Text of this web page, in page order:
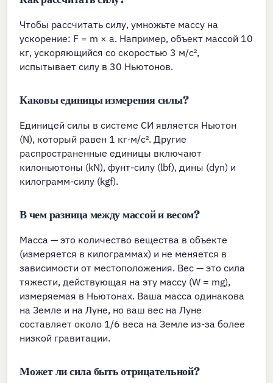
Чтобы рассчитать силу, умножьте массу на
ускорение: F = m × a. Например, объект массой 10
кг, ускоряющийся со скоростью 3 м/с²,
испытывает силу в 30 Ньютонов.
Каковы единицы измерения силы?
Единицей силы в системе СИ является Ньютон
(N), который равен 1 кг·м/с². Другие
распространенные единицы включают
килоньютоны (kN), фунт-силу (lbf), дины (dyn) и
килограмм-силу (kgf).
В чем разница между массой и весом?
Масса — это количество вещества в объекте
(измеряется в килограммах) и не меняется в
зависимости от местоположения. Вес — это сила
тяжести, действующая на эту массу (W = mg),
измеряемая в Ньютонах. Ваша масса одинакова
на Земле и на Луне, но ваш вес на Луне
составляет около 1/6 веса на Земле из-за более
низкой гравитации.
Может ли сила быть отрицательной?